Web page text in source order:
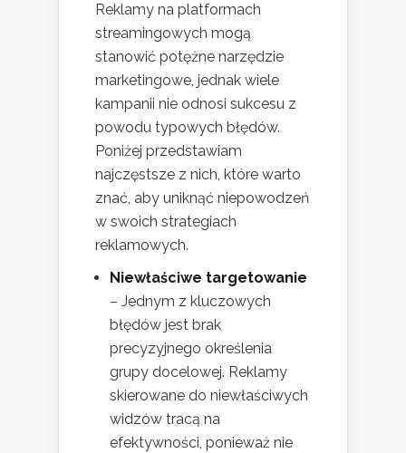
Reklamy na platformach
streamingowych mogą
stanowić potężne narzędzie
marketingowe, jednak wiele
kampanii nie odnosi sukcesu z
powodu typowych błędów.
Poniżej przedstawiam
najczęstsze z nich, które warto
znać, aby uniknąć niepowodzeń
w swoich strategiach
reklamowych.
Niewłaściwe targetowanie
– Jednym z kluczowych
błędów jest brak
precyzyjnego określenia
grupy docelowej. Reklamy
skierowane do niewłaściwych
widzów tracą na
efektywności, ponieważ nie